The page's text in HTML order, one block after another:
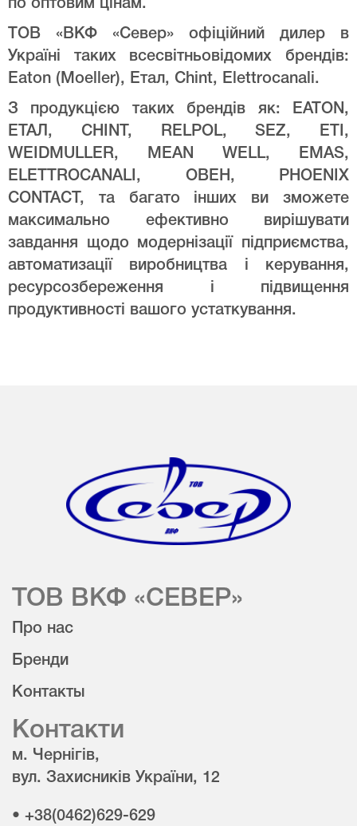
по оптовим цінам.
ТОВ «ВКФ «Север» офіційний дилер в
Україні таких всесвітньовідомих брендів:
Eaton (Moeller), Етал, Chint, Elettrocanali.
З продукцією таких брендів як: EATON,
ЕТАЛ, CHINT, RELPOL, SEZ, ETI,
WEIDMULLER, MEAN WELL, EMAS,
ELETTROCANALI, ОВЕН, PHOENIX
CONTACT, та багато інших ви зможете
максимально ефективно вирішувати
завдання щодо модернізації підприємства,
автоматизації виробництва і керування,
ресурсозбереження і підвищення
продуктивності вашого устаткування.
ТОВ ВКФ «СЕВЕР»
Про нас
Бренди
Контакты
Контакти
м. Чернігів,
вул. Захисників України, 12
• +38(0462)629-629